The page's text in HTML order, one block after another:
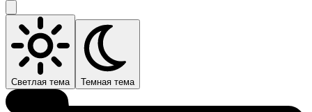
Светлая тема Темная тема